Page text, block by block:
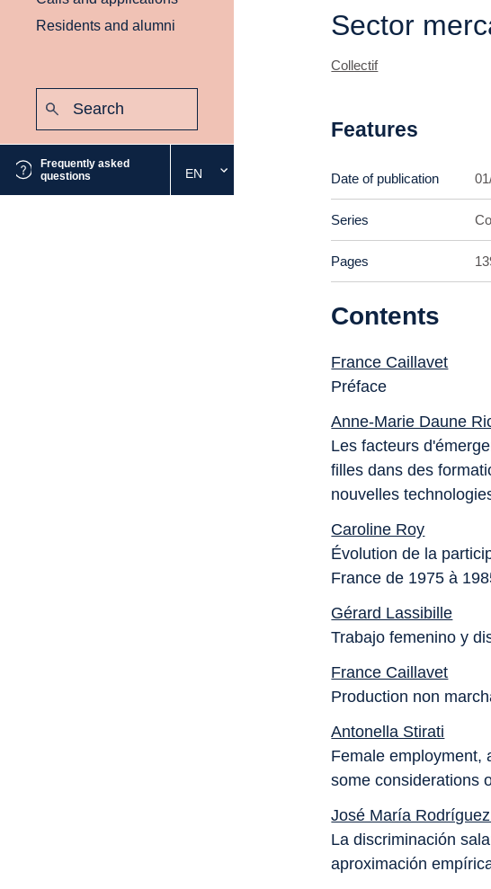
Residents and alumni
Frequently asked
questions
Select
the
EN
Sector
Collectif
Features
Date of publication
Series
Pages
Contents
France Caillavet
Préface
Anne-Marie Daune
Les facteurs
filles dans des
nouvelles
Caroline Roy
Évolution de la
France de 1975 à
Gérard Lassibille
Trabajo femenino y
France Caillavet
Production non
Antonella Stirati
Female employment,
some considerations
José María
La discriminación
aproximación